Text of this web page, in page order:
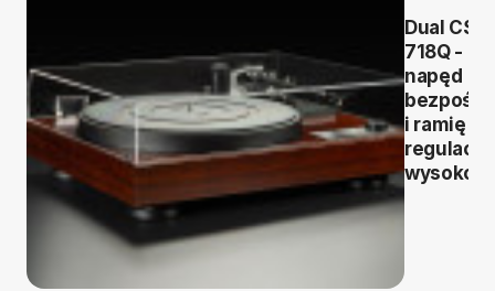
Dual CS
718Q -
napęd
i ramię z
regulacją